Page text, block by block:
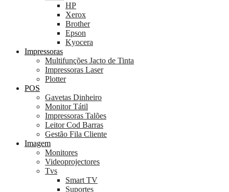
HP
Xerox
Brother
Epson
Kyocera
Impressoras
Multifunções Jacto de Tinta
Impressoras Laser
Plotter
POS
Gavetas Dinheiro
Monitor Tátil
Impressoras Talões
Leitor Cod Barras
Gestão Fila Cliente
Imagem
Monitores
Videoprojectores
Tvs
Smart TV
Suportes